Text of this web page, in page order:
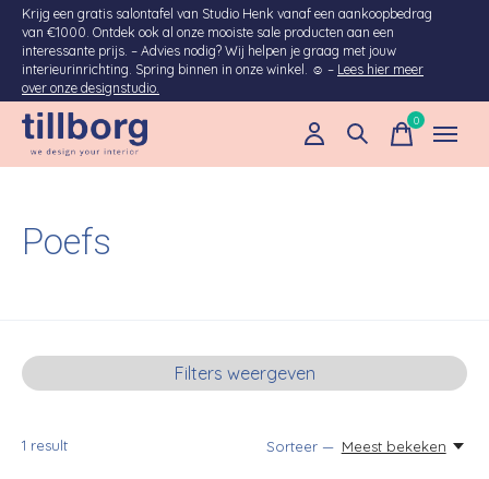
Krijg een gratis salontafel van Studio Henk vanaf een aankoopbedrag
van €1000. Ontdek ook al onze mooiste sale producten aan een
interessante prijs. – Advies nodig? Wij helpen je graag met jouw
interieurinrichting. Spring binnen in onze winkel. ☺ – Lees hier meer
over onze designstudio.
0items
Poefs
Filters weergeven
1 result Sorteer — Meest bekeken